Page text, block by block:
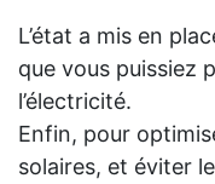
L’état a mis en
que vous puissiez
l’électricité.
Enfin, pour
solaires, et éviter